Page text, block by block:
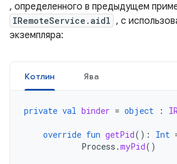
, определенного в предыдущем
IRemoteService.aidl , с
экземпляра:
Котлин Ява
private val binder = object :
override fun getPid(): Int
Process .myPid()